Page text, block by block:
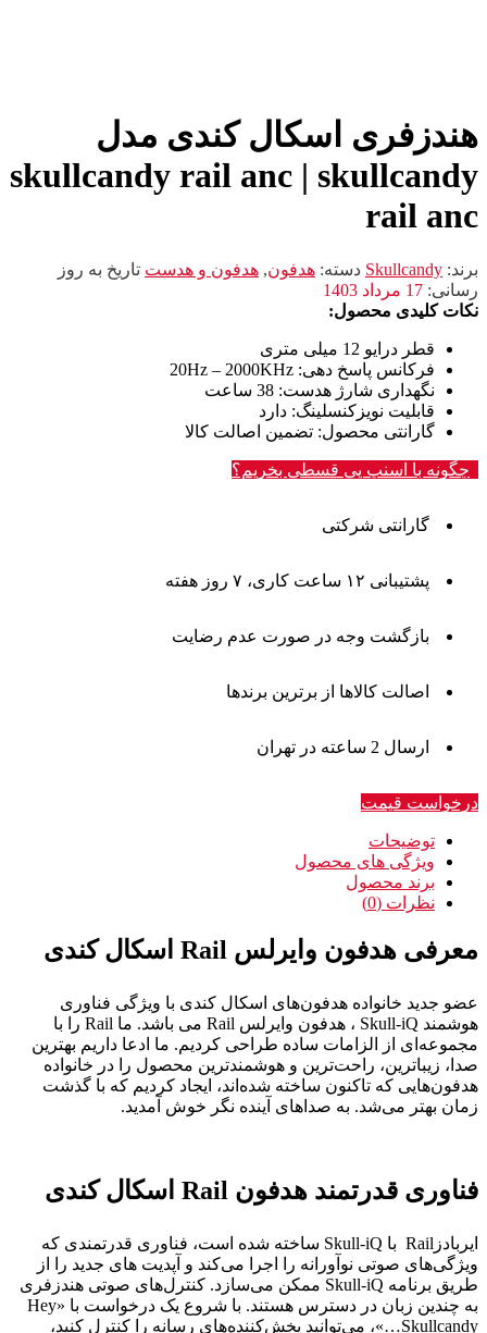
هندزفری اسکال کندی مدل
skullcandy rail anc | skullcandy
rail anc
برند: Skullcandy دسته: هدفون, هدفون و هدست تاریخ به روز
رسانی: 17 مرداد 1403
نکات کلیدی محصول:
قطر درایو 12 میلی متری
فرکانس پاسخ دهی: 20Hz – 2000KHz
نگهداری شارژ هدست: 38 ساعت
قابلیت نویزکنسلینگ: دارد
گارانتی محصول: تضمین اصالت کالا
چگونه با اسنپ پی قسطی بخریم؟
گارانتی شرکتی
پشتیبانی ۱۲ ساعت کاری، ۷ روز هفته
بازگشت وجه در صورت عدم رضایت
اصالت کالاها از برترین برندها
ارسال 2 ساعته در تهران
درخواست قیمت
توضیحات
ویژگی های محصول
برند محصول
نظرات (0)
معرفی هدفون وایرلس Rail اسکال کندی
عضو جدید خانواده هدفون‌های اسکال کندی با ویژگی فناوری
هوشمند Skull-iQ ، هدفون وایرلس Rail می باشد. ما Rail را با
مجموعه‌ای از الزامات ساده طراحی کردیم. ما ادعا داریم بهترین
صدا، زیباترین، راحت‌ترین و هوشمندترین محصول را در خانواده
هدفون‌هایی که تاکنون ساخته شده‌اند، ایجاد کردیم که با گذشت
زمان بهتر می‌شد. به صداهای آینده نگر خوش آمدید.
فناوری قدرتمند هدفون Rail اسکال کندی
ایربادزRail با Skull-iQ ساخته شده است، فناوری قدرتمندی که
ویژگی‌های صوتی نوآورانه را اجرا می‌کند و آپدیت های جدید را از
طریق برنامه Skull-iQ ممکن می‌سازد. کنترل‌های صوتی هندزفری
به چندین زبان در دسترس هستند. با شروع یک درخواست با «Hey
Skullcandy…»، می‌توانید پخش‌کننده‌های رسانه را کنترل کنید،